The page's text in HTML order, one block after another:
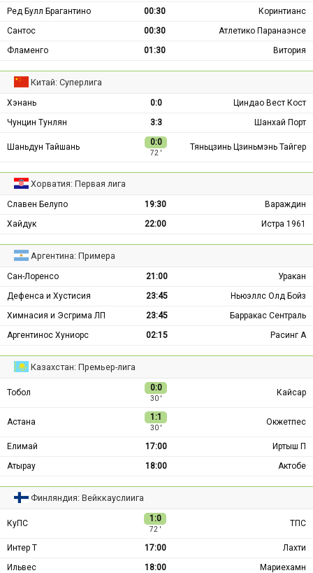
Ред Булл Брагантино
00:30
Коринтианс
Сантос
00:30
Атлетико Паранаэнсе
Фламенго
01:30 Витория
Китай: Суперлига
Хэнань 0:0
Циндао Вест Кост
Чунцин Тунлян
3:3 Шанхай Порт
Шаньдун Тайшань 0:0
72 ′
Тяньцзинь Цзиньмэнь Тайгер
Хорватия: Первая лига
Славен Белупо 19:30
Вараждин
Хайдук
22:00 Истра 1961
Аргентина: Примера
Сан-Лоренсо 21:00
Уракан
Дефенса и Хустисия
23:45
Ньюэллс Олд Бойз
Химнасия и Эсгрима ЛП
23:45
Барракас Сентраль
Аргентинос Хуниорс
02:15 Расинг А
Казахстан: Премьер-лига
Тобол 0:0
30 ′
Кайсар
Астана 1:1
30 ′
Окжетпес
Елимай 17:00
Иртыш П
Атырау
18:00 Актобе
Финляндия: Вейккауслиига
КуПС 1:0
72 ′
ТПС
Интер Т 17:00
Лахти
Ильвес
18:00
Мариехамн